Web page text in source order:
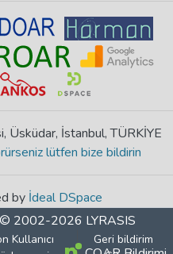
İstanbul, TÜRKİYE
lütfen bize bildirin
by İdeal DSpace
© 2002-2026 LYRASIS
Kullanıcı
Geri bildirim